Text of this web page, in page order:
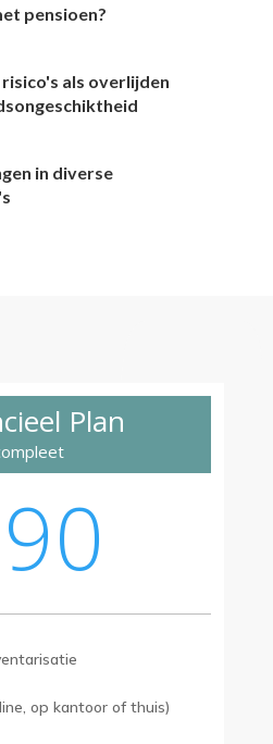
pensioen?
risico's als overlijden
in diverse
Plan
op kantoor of thuis)